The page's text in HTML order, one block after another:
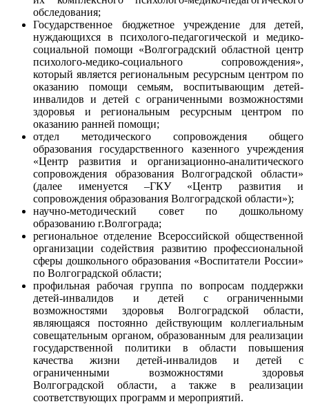
обследования;
Государственное бюджетное учреждение для детей,
нуждающихся в психолого-педагогической и медико-
социальной помощи «Волгоградский областной центр
психолого-медико-социального сопровождения»,
который является региональным ресурсным центром по
оказанию помощи семьям, воспитывающим детей-
инвалидов и детей с ограниченными возможностями
здоровья и региональным ресурсным центром по
оказанию ранней помощи;
отдел методического сопровождения общего
образования государственного казенного учреждения
«Центр развития и организационно-аналитического
сопровождения образования Волгоградской области»
(далее именуется –ГКУ «Центр развития и
сопровождения образования Волгоградской области»);
научно-методический совет по дошкольному
образованию г.Волгограда;
региональное отделение Всероссийской общественной
организации содействия развитию профессиональной
сферы дошкольного образования «Воспитатели России»
по Волгоградской области;
профильная рабочая группа по вопросам поддержки
детей-инвалидов и детей с ограниченными
возможностями здоровья Волгоградской области,
являющаяся постоянно действующим коллегиальным
совещательным органом, образованным для реализации
государственной политики в области повышения
качества жизни детей-инвалидов и детей с
ограниченными возможностями здоровья
Волгоградской области, а также в реализации
соответствующих программ и мероприятий.